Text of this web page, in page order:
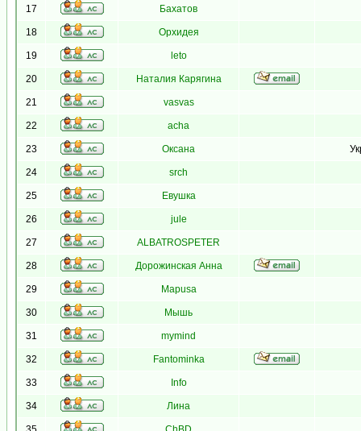
17 Бахатов
18 Орхидея
19 leto
20 Наталия Карягина
21 vasvas
22 acha
23 Оксана
24 srch
25 Евушка
26 jule
27 ALBATROSPETER
28 Дорожинская Анна
29 Mapusa
30 Мышь
31 mymind
32 Fantominka
33 Info
34 Лина